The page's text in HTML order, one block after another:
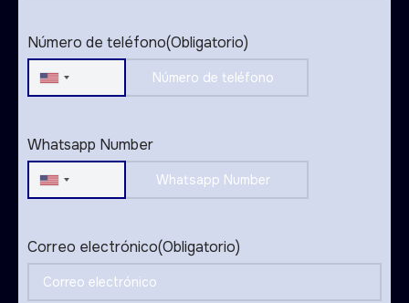
Número de teléfono(Obligatorio)
United
Whatsapp Number
United
Correo electrónico(Obligatorio)